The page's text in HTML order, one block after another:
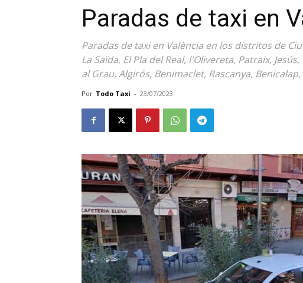
Paradas de taxi en
Paradas de taxi en València en los distritos de
La Saïda, El Pla del Real, l'Olivereta, Patraix,
al Grau, Algirós, Benimaclet, Rascanya,
Por Todo Taxi - 23/07/2023